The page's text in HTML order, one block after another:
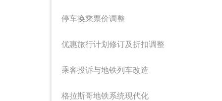
停车换乘票价调整
优惠旅行计划修订及折扣调整
乘客投诉与地铁列车改造
格拉斯哥地铁系统现代化